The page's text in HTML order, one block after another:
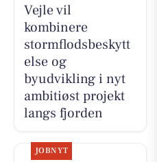
Vejle vil
kombinere
stormflodsbeskytt
else og
byudvikling i nyt
ambitiøst projekt
langs fjorden
JOBNYT